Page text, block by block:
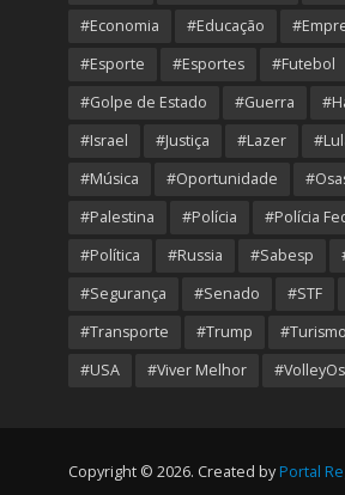
#Economia
#Educação
#Esporte
#Esportes
#Futebol
#Golpe de Estado
#Guerra
#Israel
#Justiça #Lazer
#Música
#Oportunidade
#Palestina
#Polícia
#Polícia
#Política
#Russia #Sabesp
#Segurança
#Senado #STF
#Transporte
#Trump #Turismo
#USA
#Viver Melhor
Copyright © 2026. Created by Portal